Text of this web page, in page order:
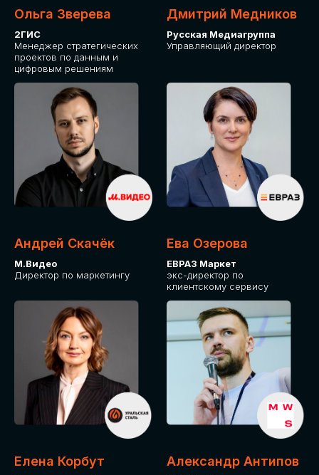
Ольга Зверева
2ГИС
Менеджер стратегических
проектов по данным и
цифровым решениям
Дмитрий Медников
Русская Медиагруппа
Управляющий директор
Андрей Скачёк
М.Видео
Директор по маркетингу
Ева Озерова
ЕВРАЗ Маркет
экс-директор по
клиентскому сервису
Елена Корбут Александр Антипов